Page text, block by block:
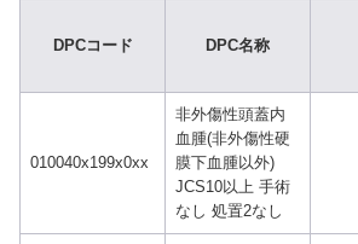
DPCコード DPC名称
010040x199x0xx
非外傷性頭蓋内
血腫(非外傷性硬
膜下血腫以外)
JCS10以上 手術
なし 処置2なし